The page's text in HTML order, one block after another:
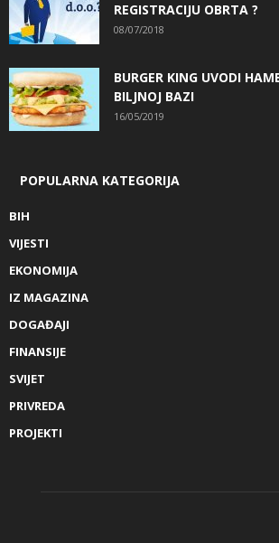
REGISTRACIJU OBRTA ?
08/07/2018
BURGER KING UVODI
BILJNOJ BAZI
16/05/2019
POPULARNA KATEGORIJA
BIH
VIJESTI
EKONOMIJA
IZ MAGAZINA
DOGAĐAJI
FINANSIJE
SVIJET
PRIVREDA
PROJEKTI